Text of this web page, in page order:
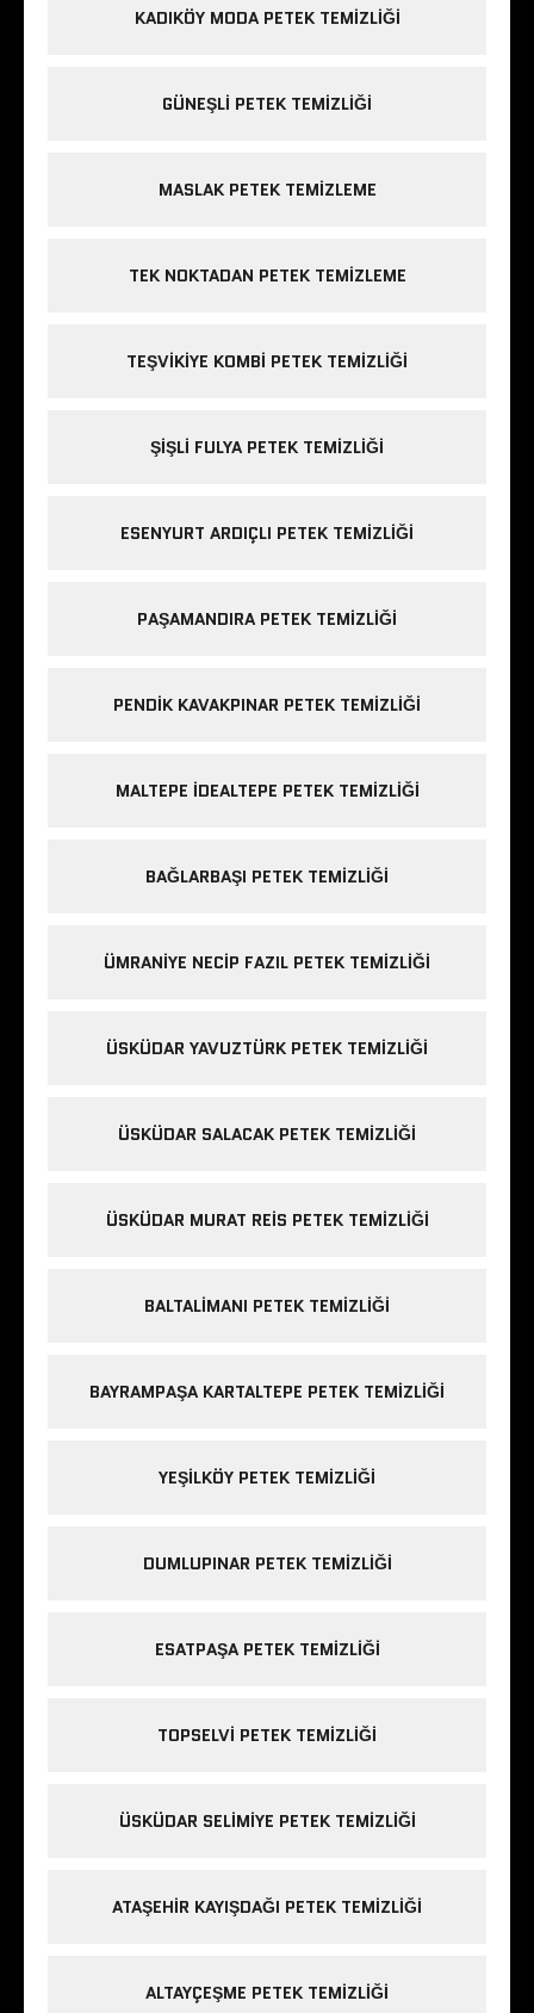
KADIKÖY MODA PETEK TEMIZLIĞI
GÜNEŞLI PETEK TEMIZLIĞI
MASLAK PETEK TEMIZLEME
TEK NOKTADAN PETEK TEMIZLEME
TEŞVIKIYE KOMBI PETEK TEMIZLIĞI
ŞIŞLI FULYA PETEK TEMIZLIĞI
ESENYURT ARDIÇLI PETEK TEMIZLIĞI
PAŞAMANDIRA PETEK TEMIZLIĞI
PENDIK KAVAKPINAR PETEK TEMIZLIĞI
MALTEPE IDEALTEPE PETEK TEMIZLIĞI
BAĞLARBAŞI PETEK TEMIZLIĞI
ÜMRANIYE NECIP FAZIL PETEK TEMIZLIĞI
ÜSKÜDAR YAVUZTÜRK PETEK TEMIZLIĞI
ÜSKÜDAR SALACAK PETEK TEMIZLIĞI
ÜSKÜDAR MURAT REIS PETEK TEMIZLIĞI
BALTALIMANI PETEK TEMIZLIĞI
BAYRAMPAŞA KARTALTEPE PETEK TEMIZLIĞI
YEŞILKÖY PETEK TEMIZLIĞI
DUMLUPINAR PETEK TEMIZLIĞI
ESATPAŞA PETEK TEMIZLIĞI
TOPSELVI PETEK TEMIZLIĞI
ÜSKÜDAR SELIMIYE PETEK TEMIZLIĞI
ATAŞEHIR KAYIŞDAĞI PETEK TEMIZLIĞI
ALTAYÇEŞME PETEK TEMIZLIĞI